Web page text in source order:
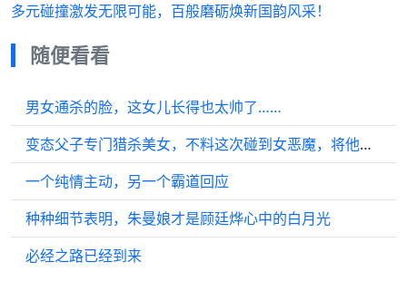
多元碰撞激发无限可能，百般磨砺焕新国韵风采！
随便看看
男女通杀的脸，这女儿长得也太帅了……
变态父子专门猎杀美女，不料这次碰到女恶魔，将他们全部反杀！
一个纯情主动，另一个霸道回应
种种细节表明，朱曼娘才是顾廷烨心中的白月光
必经之路已经到来